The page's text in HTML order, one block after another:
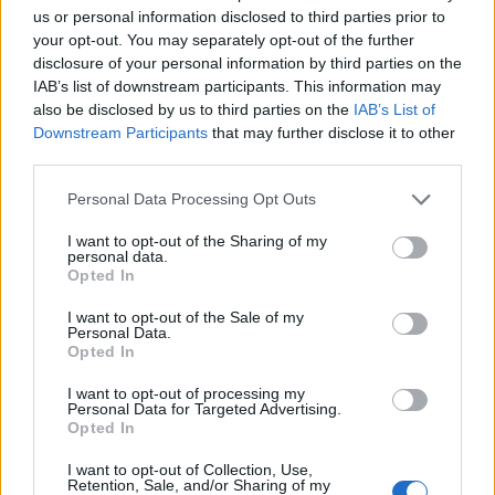
us or personal information disclosed to third parties prior to
your opt-out. You may separately opt-out of the further
disclosure of your personal information by third parties on the
IAB’s list of downstream participants. This information may
also be disclosed by us to third parties on the IAB’s List of
Downstream Participants that may further disclose it to other
Personal Data Processing Opt Outs
I want to opt-out of the Sharing of my
personal data.
Opted In
I want to opt-out of the Sale of my
Personal Data.
Opted In
I want to opt-out of processing my
Personal Data for Targeted Advertising.
Opted In
I want to opt-out of Collection, Use,
Retention, Sale, and/or Sharing of my
Classic Mantra
Riepilogo stagione
4 - 13
Squalificato 0 - 0%
Inutilizzato 22 - 73